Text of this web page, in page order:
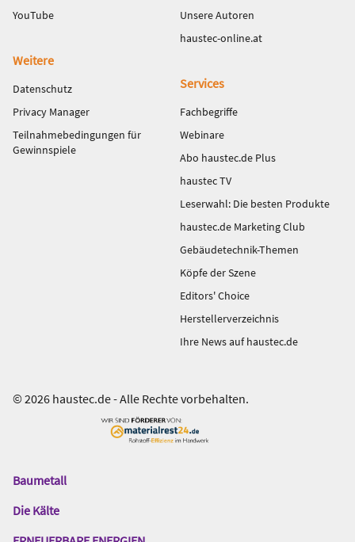
YouTube
Unsere Autoren
haustec-online.at
Weitere
Datenschutz
Privacy Manager
Teilnahmebedingungen für
Gewinnspiele
Services
Fachbegriffe
Webinare
Abo haustec.de Plus
haustec TV
Leserwahl: Die besten Produkte
haustec.de Marketing Club
Gebäudetechnik-Themen
Köpfe der Szene
Editors' Choice
Herstellerverzeichnis
Ihre News auf haustec.de
© 2026 haustec.de - Alle Rechte vorbehalten.
Das
Gentner
Baumetall
Die Kälte